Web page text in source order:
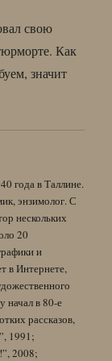
свою
Как
значит
года в Таллине.
энзимолог. С
нескольких
20
и
в Интернете,
начал в 80-е
рассказов,
1991;
2008;